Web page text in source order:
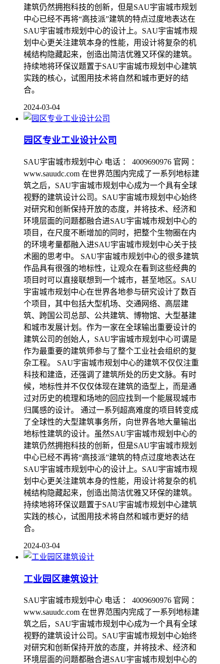
建筑仍然拥抱科技的创新，但是SAU宇宙城市规划
中心已经不再将“高技派”建筑的特点过度地表达在
SAU宇宙城市规划中心的设计上。SAU宇宙城市规
划中心更关注建筑本身的性能，用设计将复杂的机
械结构隐藏起来，创造出简洁优雅又环保的建筑。
持续地将环保议题置于SAU宇宙城市规划中心建筑
实践的核心，试图用技术将自然和城市更好的结
合。
2024-03-04
园区专业工业设计公司
SAU宇宙城市规划中心 电话 ： 4009690976 官网 ：
www.sauudc.com 在世界范围内完成了一系列地标建
筑之后，SAU宇宙城市规划中心成为一个具有全球
视野的建筑设计公司。SAU宇宙城市规划中心始终
对研究和创新保持开放的态度，并将技术、经济和
环境层面的问题都融合进SAU宇宙城市规划中心的
项目，在尺度不断增加的同时，把整个生物圈在内
的环境考量都融入进SAU宇宙城市规划中心关于技
术圈的思考中。 SAU宇宙城市规划中心的很多建筑
作品具有很强的地标性，让观众在看到这些经典的
项目时可以直接联想到一个城市，甚至地区。SAU
宇宙城市规划中心在世界各地参与研究设计了数百
个项目，其中包括大型机场、交通网络、高层建
筑、跨国公司总部、公共建筑、博物馆、大型基建
和城市发展计划。作为一家在全球输出重要设计的
建筑公司的创始人，SAU宇宙城市规划中心可谓是
作为最重要的建筑师参与了整个工业社会组织的复
杂工程。 SAU宇宙城市规划中心的建筑不仅仅注重
科技和建造，还强调了建筑所处的历史文脉。有时
候，地标性并不仅仅体现在建筑的造型上，而是通
过对历史的梳理和场地的回应找到一个能展现城市
归属感的设计。 通过一系列超高难度的项目转变成
了全球性的大型建筑事务所，向世界各地大量输出
地标性建筑的设计。虽然SAU宇宙城市规划中心的
建筑仍然拥抱科技的创新，但是SAU宇宙城市规划
中心已经不再将“高技派”建筑的特点过度地表达在
SAU宇宙城市规划中心的设计上。SAU宇宙城市规
划中心更关注建筑本身的性能，用设计将复杂的机
械结构隐藏起来，创造出简洁优雅又环保的建筑。
持续地将环保议题置于SAU宇宙城市规划中心建筑
实践的核心，试图用技术将自然和城市更好的结
合。
2024-03-04
工业园区建筑设计
SAU宇宙城市规划中心 电话 ： 4009690976 官网 ：
www.sauudc.com 在世界范围内完成了一系列地标建
筑之后，SAU宇宙城市规划中心成为一个具有全球
视野的建筑设计公司。SAU宇宙城市规划中心始终
对研究和创新保持开放的态度，并将技术、经济和
环境层面的问题都融合进SAU宇宙城市规划中心的